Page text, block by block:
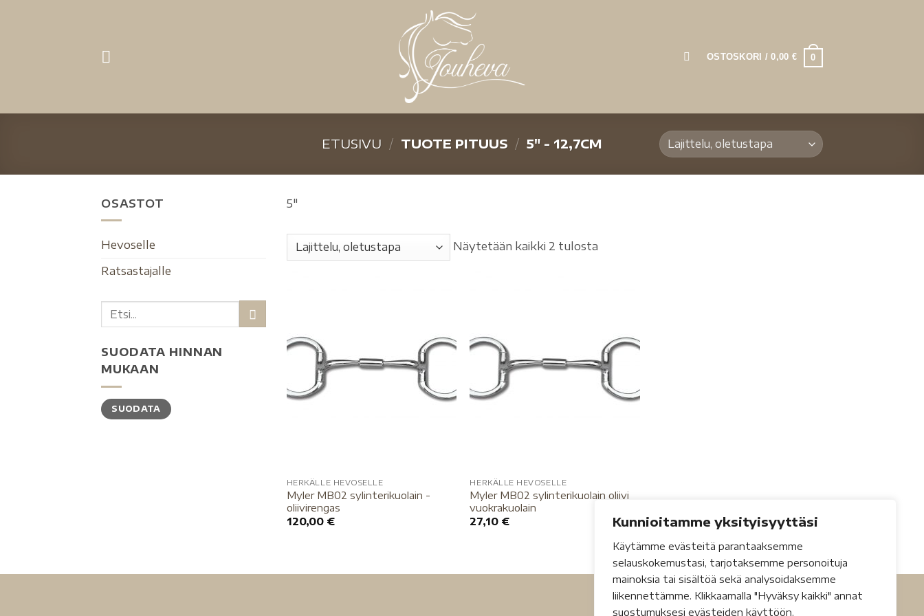
Kunnioitamme yksityisyyttäsi
Käytämme evästeitä parantaaksemme
selauskokemustasi, tarjotaksemme personoituja
mainoksia tai sisältöä sekä analysoidaksemme
liikennettämme. Klikkaamalla "Hyväksy kaikki" annat
suostumuksesi evästeiden käyttöön.
OSTOSKORI /0,00 € 0
ETUSIVU / TUOTE PITUUS / 5" - 12,7CM
OSASTOT
Hevoselle
Ratsastajalle
SUODATA HINNAN
MUKAAN
SUODATA
5″
Näytetään kaikki 2 tulosta
HERKÄLLE HEVOSELLE
Myler MB02 sylinterikuolain -
oliivirengas
120,00 €
HERKÄLLE HEVOSELLE
Myler MB02 sylinterikuolain oliivi
vuokrakuolain
27,10 €